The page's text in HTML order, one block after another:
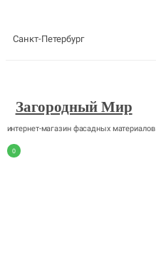
Санкт-Петербург
Загородный Мир
интернет-магазин фасадных материалов
0